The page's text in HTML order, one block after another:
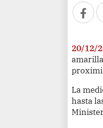
20/12/
La
hasta